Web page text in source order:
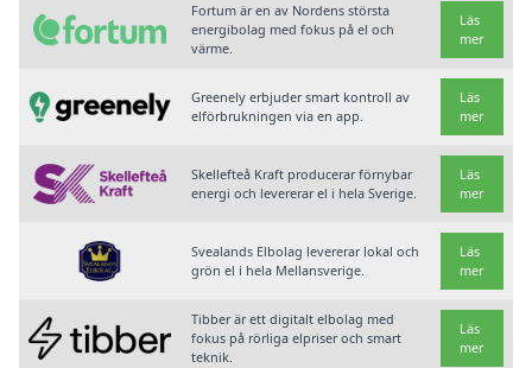
Fortum är en av Nordens största
energibolag med fokus på el och
värme.
Läs
mer
Greenely erbjuder smart kontroll av
elförbrukningen via en app.
Läs
mer
Skellefteå Kraft producerar förnybar
energi och levererar el i hela Sverige.
Läs
mer
Svealands Elbolag levererar lokal och
grön el i hela Mellansverige.
Läs
mer
Tibber är ett digitalt elbolag med
fokus på rörliga elpriser och smart
teknik.
Läs
mer